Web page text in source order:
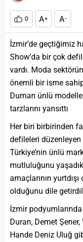
0 A+ A-
İzmir’de geçtiğimiz
Show’da bir çok
vardı. Moda
önemli bir isme
Duman ünlü
tarzlarını yansıttı
Her biri birbirinden
defileleri
Türkiye’nin ünlü
mutluluğunu
amaçlarının
olduğunu dile
İzmir
Duran, Demet
Hande Deniz Uluğ